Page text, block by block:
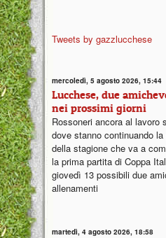
Tweets by gazzlucchese
mercoledì, 5 agosto 2026, 15:44
Lucchese, due
nei prossimi giorni
Rossoneri ancora al lavoro
dove stanno continuando
della stagione che va a
la prima partita di Coppa
giovedì 13 possibili due
allenamenti
martedì, 4 agosto 2026, 18:58